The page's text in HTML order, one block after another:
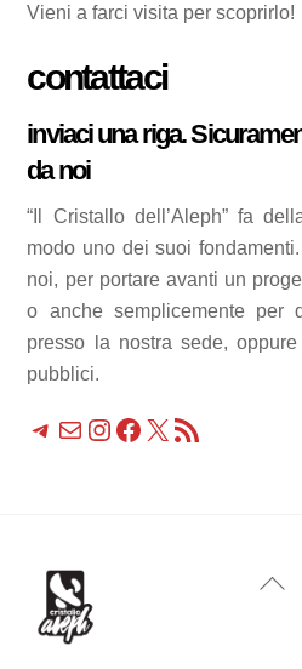
Vieni a farci visita per scoprirlo!
contattaci
inviaci una riga.
da noi
“Il Cristallo dell’Aleph” fa
modo uno dei suoi
noi, per portare avanti un
o anche semplicemente per
presso la nostra sede,
pubblici.
Telegram
Email
Instagram
Facebook
X Feed RSS
Back